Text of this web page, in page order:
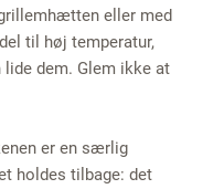
eller med
til høj temperatur,
lide dem. Glem ikke at
er en særlig
holdes tilbage: det